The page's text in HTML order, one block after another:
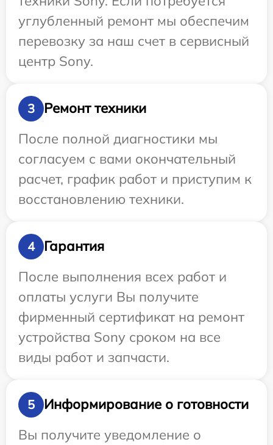
углубленный ремонт мы обеспечим
перевозку за наш счет в сервисный
центр Sony.
3
Ремонт техники
После полной диагностики мы
согласуем с вами окончательный
расчет, график работ и приступим к
восстановлению техники.
4
Гарантия
После выполнения всех работ и
оплаты услуги Вы получите
фирменный сертификат на ремонт
устройства Sony сроком на все
виды работ и запчасти.
5
Информирование о готовности
Вы получите уведомление о